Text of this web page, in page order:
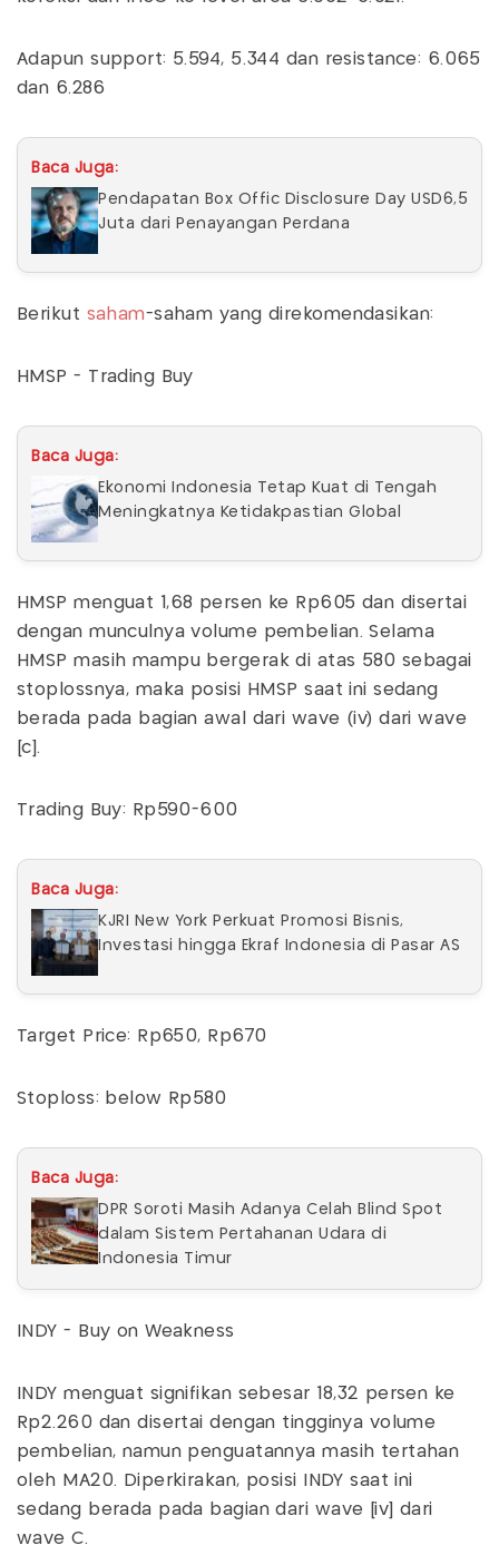
Adapun support: 5.594, 5.344 dan resistance: 6.065
dan 6.286
Baca Juga:
Pendapatan Box Offic Disclosure Day USD6,5
Juta dari Penayangan Perdana
Berikut saham-saham yang direkomendasikan:
HMSP - Trading Buy
Baca Juga:
Ekonomi Indonesia Tetap Kuat di Tengah
Meningkatnya Ketidakpastian Global
HMSP menguat 1,68 persen ke Rp605 dan disertai
dengan munculnya volume pembelian. Selama
HMSP masih mampu bergerak di atas 580 sebagai
stoplossnya, maka posisi HMSP saat ini sedang
berada pada bagian awal dari wave (iv) dari wave
[c].
Trading Buy: Rp590-600
Baca Juga:
KJRI New York Perkuat Promosi Bisnis,
Investasi hingga Ekraf Indonesia di Pasar AS
Target Price: Rp650, Rp670
Stoploss: below Rp580
Baca Juga:
DPR Soroti Masih Adanya Celah Blind Spot
dalam Sistem Pertahanan Udara di
Indonesia Timur
INDY - Buy on Weakness
INDY menguat signifikan sebesar 18,32 persen ke
Rp2.260 dan disertai dengan tingginya volume
pembelian, namun penguatannya masih tertahan
oleh MA20. Diperkirakan, posisi INDY saat ini
sedang berada pada bagian dari wave [iv] dari
wave C.